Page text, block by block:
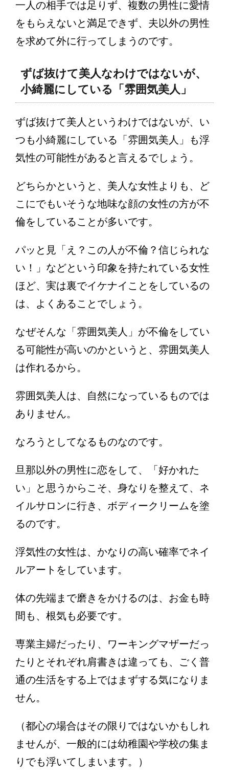
一人の相手では足りず、複数の男性に愛情
をもらえないと満足できず、夫以外の男性
を求めて外に行ってしまうのです。
ずば抜けて美人なわけではないが、
小綺麗にしている「雰囲気美人」
ずば抜けて美人というわけではないが、い
つも小綺麗にしている「雰囲気美人」も浮
気性の可能性があると言えるでしょう。
どちらかというと、美人な女性よりも、ど
こにでもいそうな地味な顔の女性の方が不
倫をしていることが多いです。
パッと見「え？この人が不倫？信じられな
い！」などという印象を持たれている女性
ほど、実は裏でイケナイことをしているの
は、よくあることでしょう。
なぜそんな「雰囲気美人」が不倫をしてい
る可能性が高いのかというと、雰囲気美人
は作れるから。
雰囲気美人は、自然になっているものでは
ありません。
なろうとしてなるものなのです。
旦那以外の男性に恋をして、「好かれた
い」と思うからこそ、身なりを整えて、ネ
イルサロンに行き、ボディークリームを塗
るのです。
浮気性の女性は、かなりの高い確率でネイ
ルアートをしています。
体の先端まで磨きをかけるのは、お金も時
間も、根気も必要です。
専業主婦だったり、ワーキングマザーだっ
たりとそれぞれ肩書きは違っても、ごく普
通の生活をする上ではまずする気になりま
せん。
（都心の場合はその限りではないかもしれ
ませんが、一般的には幼稚園や学校の集ま
りでも浮いてしまいます。）